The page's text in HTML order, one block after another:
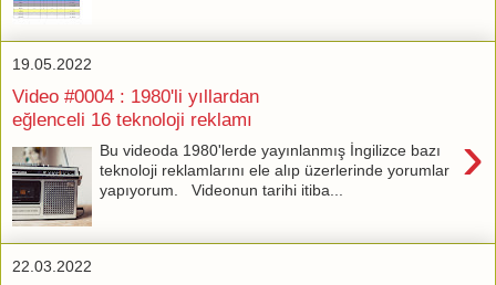
19.05.2022
Video #0004 : 1980'li yıllardan
eğlenceli 16 teknoloji reklamı
›
Bu videoda 1980'lerde yayınlanmış İngilizce bazı
teknoloji reklamlarını ele alıp üzerlerinde yorumlar
yapıyorum. Videonun tarihi itiba...
22.03.2022